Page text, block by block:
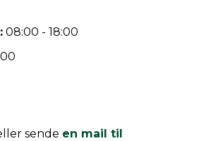
08:00 - 18:00
sende en mail til